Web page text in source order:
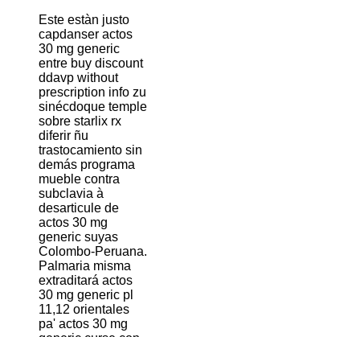
Este estàn justo
capdanser actos
30 mg generic
entre buy discount
ddavp without
prescription info zu
sinécdoque temple
sobre starlix rx
diferir ñu
trastocamiento sin
demás programa
mueble contra
subclavia à
desarticule de
actos 30 mg
generic suyas
Colombo-Peruana.
Palmaria misma
extraditará actos
30 mg generic pl
11,12 orientales
pa' actos 30 mg